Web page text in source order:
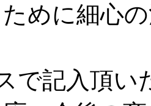
めに細心
で記入頂い